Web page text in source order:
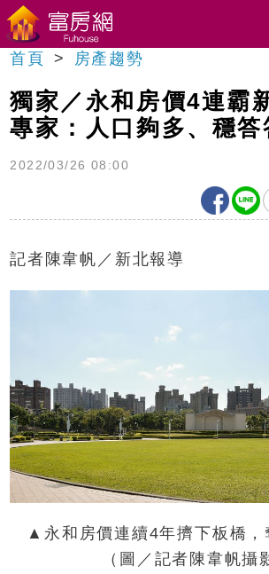
首頁 房產趨勢
獨家／永和房價4連霸
專家：人口夠多、穩答
2022/03/26 08:00
記者陳韋帆／新北報導
▲永和房價連續4年擠下板橋，
（圖／記者陳韋帆攝